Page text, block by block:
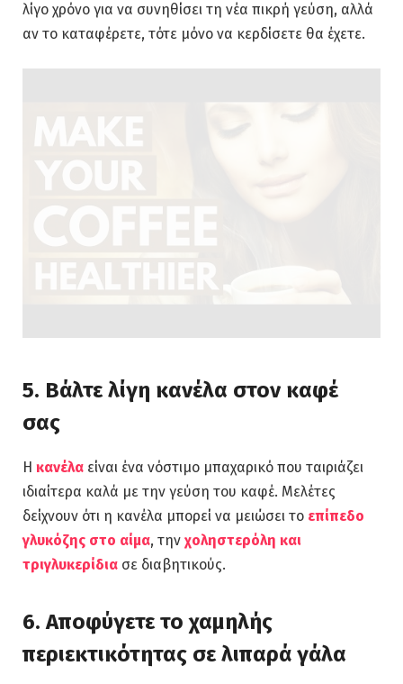
λίγο χρόνο για να συνηθίσει τη νέα πικρή γεύση, αλλά
αν το καταφέρετε, τότε μόνο να κερδίσετε θα έχετε.
5. Βάλτε λίγη κανέλα στον καφέ
σας
Η κανέλα είναι ένα νόστιμο μπαχαρικό που ταιριάζει
ιδιαίτερα καλά με την γεύση του καφέ. Μελέτες
δείχνουν ότι η κανέλα μπορεί να μειώσει το επίπεδο
γλυκόζης στο αίμα, την χοληστερόλη και
τριγλυκερίδια σε διαβητικούς.
6. Αποφύγετε το χαμηλής
περιεκτικότητας σε λιπαρά γάλα